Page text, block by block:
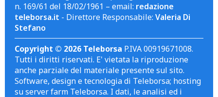
n. 169/61 del 18/02/1961 – email: redazione
teleborsa.it - Direttore Responsabile: Valeria Di
Stefano
Copyright © 2026 Teleborsa P.IVA 00919671008.
Tutti i diritti riservati. E' vietata la riproduzione
anche parziale del materiale presente sul sito.
Software, design e tecnologia di Teleborsa; hosting
su server farm Teleborsa. I dati, le analisi ed i